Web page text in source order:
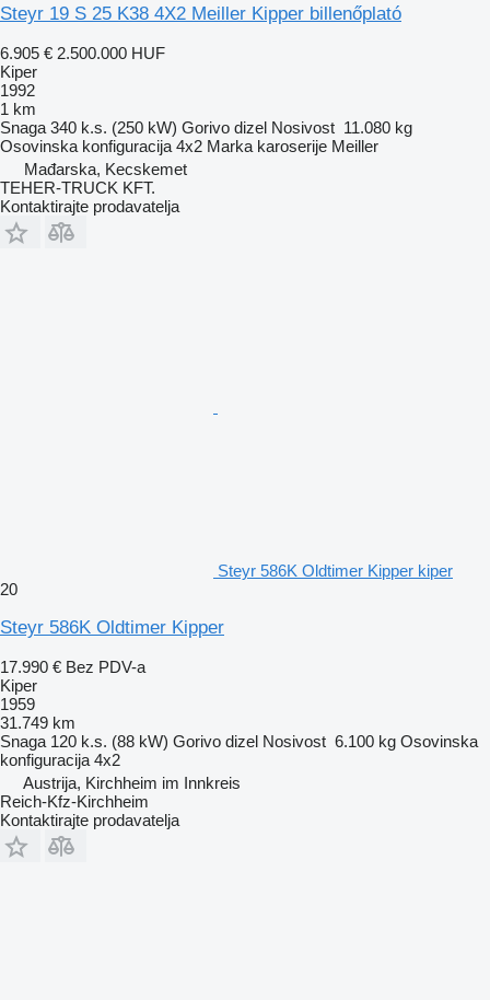
Steyr 19 S 25 K38 4X2 Meiller Kipper billenőplató
6.905 € 2.500.000 HUF
Kiper
1992
1 km
Snaga 340 k.s. (250 kW) Gorivo dizel Nosivost 11.080 kg
Osovinska konfiguracija 4x2 Marka karoserije Meiller
Mađarska, Kecskemet
TEHER-TRUCK KFT.
Kontaktirajte prodavatelja
Steyr 586K Oldtimer Kipper kiper
20
Steyr 586K Oldtimer Kipper
17.990 € Bez PDV-a
Kiper
1959
31.749 km
Snaga 120 k.s. (88 kW) Gorivo dizel Nosivost 6.100 kg Osovinska
konfiguracija 4x2
Austrija, Kirchheim im Innkreis
Reich-Kfz-Kirchheim
Kontaktirajte prodavatelja